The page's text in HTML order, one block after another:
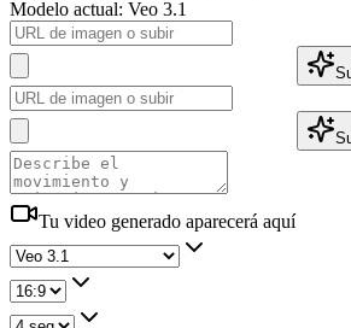
Modelo actual: Veo 3.1
Tu video generado aparecerá aquí